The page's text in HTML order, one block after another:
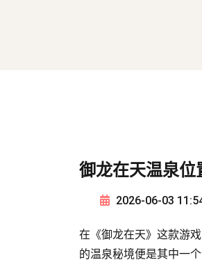
御龙在天温泉
2026-06-03
在《御龙在天》这款游
的温泉秘境便是其中一